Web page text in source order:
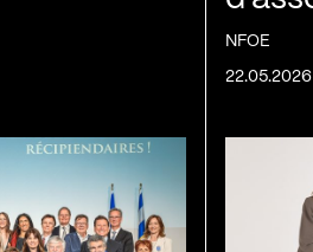
NFOE
22.05.2026